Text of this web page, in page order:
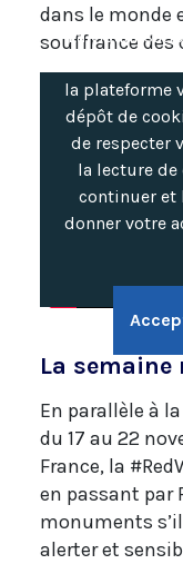
dans le monde
souffrance des
La
la plateforme
dépôt de
de respecter
la lecture de
continuer et
donner votre
La semaine
En parallèle à
du 17 au 22
France, la
en passant par
monuments
alerter et